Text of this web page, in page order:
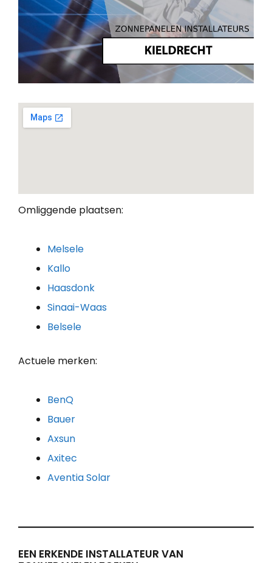
Omliggende plaatsen:
Melsele
Kallo
Haasdonk
Sinaai-Waas
Belsele
Actuele merken:
BenQ
Bauer
Axsun
Axitec
Aventia Solar
EEN ERKENDE INSTALLATEUR VAN